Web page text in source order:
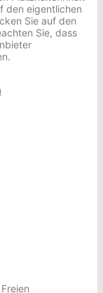
den eigentlichen
Sie auf den
Sie, dass